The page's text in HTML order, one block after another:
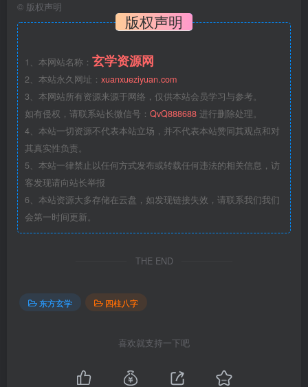
© 版权声明
版权声明
1、本网站名称： 玄学资源网
2、本站永久网址： xuanxueziyuan.com
3、本网站所有资源来源于网络，仅供本站会员学习与参考。
如有侵权，请联系站长微信号： QvQ888688 进行删除处理。
4、本站一切资源不代表本站立场，并不代表本站赞同其观点和对
其真实性负责。
5、本站一律禁止以任何方式发布或转载任何违法的相关信息，访
客发现请向站长举报
6、本站资源大多存储在云盘，如发现链接失效，请联系我们我们
会第一时间更新。
THE END
东方玄学 四柱八字
喜欢就支持一下吧